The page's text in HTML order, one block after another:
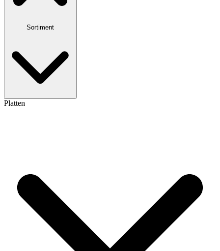
Sortiment
Platten